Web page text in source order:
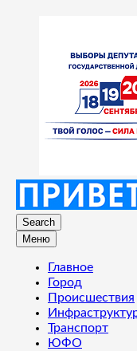
Search
Меню
Главное
Город
Происшествия
Транспорт
ЮФО